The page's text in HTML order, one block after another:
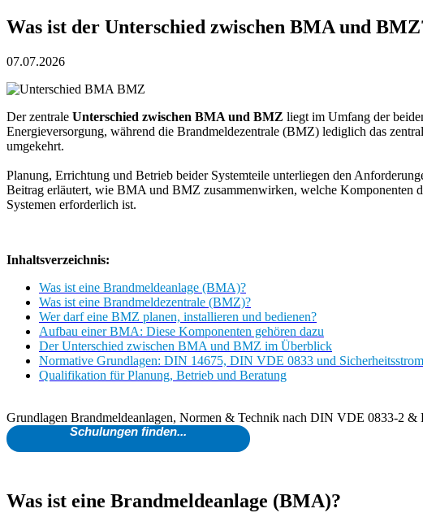
Was ist der Unterschied zwischen BMA und
07.07.2026
Der zentrale Unterschied zwischen BMA und BMZ liegt im Umfang der
Energieversorgung, während die Brandmeldezentrale (BMZ) lediglich das
umgekehrt.
Planung, Errichtung und Betrieb beider Systemteile unterliegen den
Beitrag erläutert, wie BMA und BMZ zusammenwirken, welche Komponenten
Systemen erforderlich ist.
Inhaltsverzeichnis:
Was ist eine Brandmeldeanlage (BMA)?
Was ist eine Brandmeldezentrale (BMZ)?
Wer darf eine BMZ planen, installieren und bedienen?
Aufbau einer BMA: Diese Komponenten gehören dazu
Der Unterschied zwischen BMA und BMZ im Überblick
Normative Grundlagen: DIN 14675, DIN VDE 0833 und
Qualifikation für Planung, Betrieb und Beratung
Grundlagen Brandmeldeanlagen, Normen & Technik nach DIN VDE 0833-2 &
Schulungen finden...
Was ist eine Brandmeldeanlage (BMA)?